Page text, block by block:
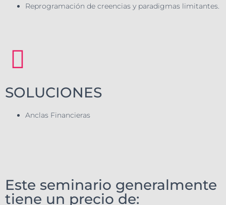
Reprogramación de creencias y paradigmas limitantes.
SOLUCIONES
Anclas Financieras
Este seminario generalmente
tiene un precio de: